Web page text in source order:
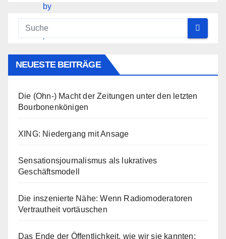
NEUESTE BEITRÄGE
Die (Ohn-) Macht der Zeitungen unter den letzten
Bourbonenkönigen
XING: Niedergang mit Ansage
Sensationsjournalismus als lukratives
Geschäftsmodell
Die inszenierte Nähe: Wenn Radiomoderatoren
Vertrautheit vortäuschen
Das Ende der Öffentlichkeit, wie wir sie kannten: